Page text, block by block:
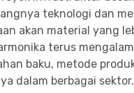
teknologi dan
akan material yang
terus
baku, metode
dalam berbagai sektor.